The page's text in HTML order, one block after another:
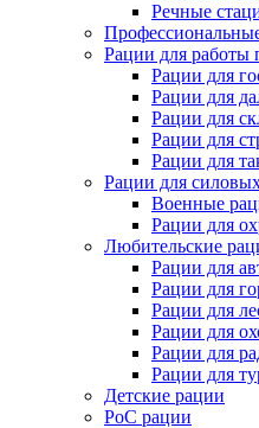
Речные
Рации для работы
Рации для
Рации для
Рации для
Рации для
Рации для
Рации для
Военные
Рации для
Любительские
Рации для
Рации для
Рации для
Рации для
Рации для
Рации для
Детские рации
PoC рации